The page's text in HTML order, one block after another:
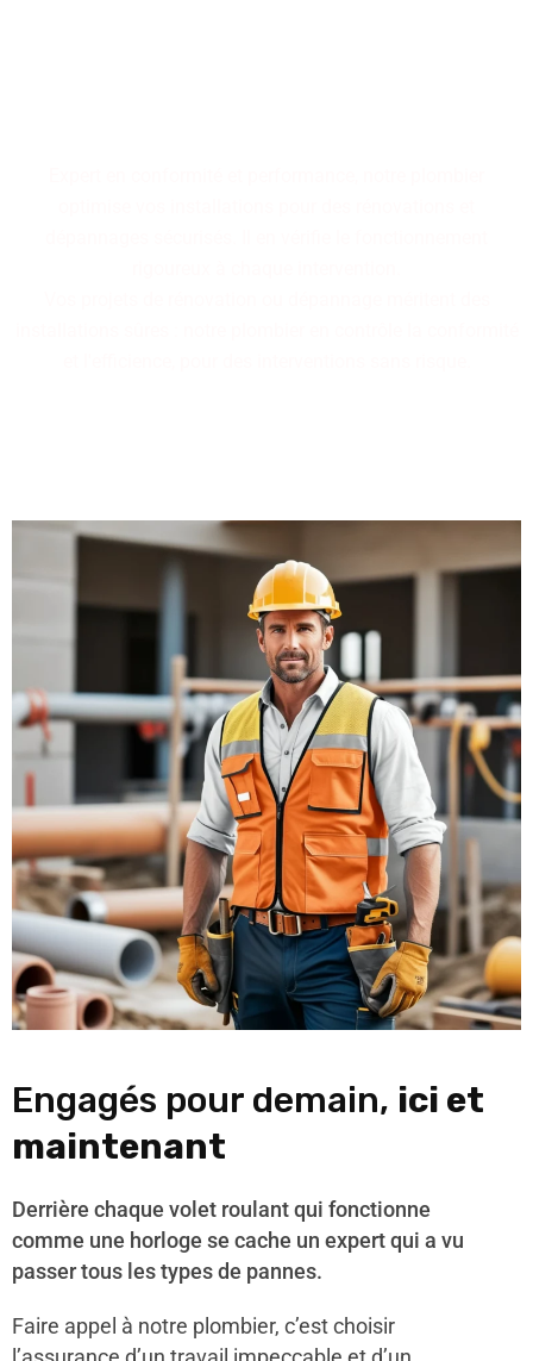
Engagés pour demain, ici et
maintenant
Derrière chaque volet roulant qui fonctionne
comme une horloge se cache un expert qui a vu
passer tous les types de pannes.
Faire appel à notre plombier, c’est choisir